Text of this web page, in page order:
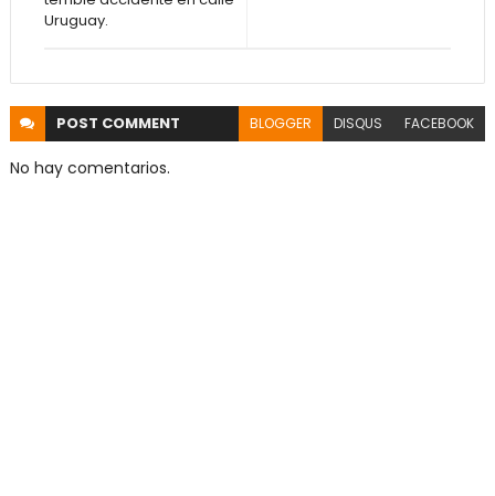
Uruguay.
POST COMMENT BLOGGER DISQUS FACEBOOK
No hay comentarios.